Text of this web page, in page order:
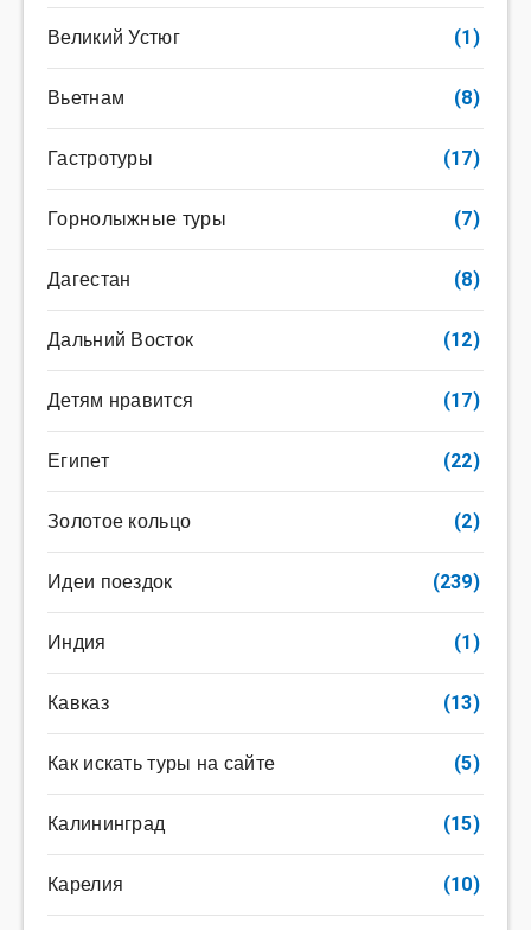
Великий Устюг (1)
Вьетнам (8)
Гастротуры (17)
Горнолыжные туры (7)
Дагестан (8)
Дальний Восток (12)
Детям нравится (17)
Египет (22)
Золотое кольцо (2)
Идеи поездок (239)
Индия (1)
Кавказ (13)
Как искать туры на сайте (5)
Калининград (15)
Карелия (10)